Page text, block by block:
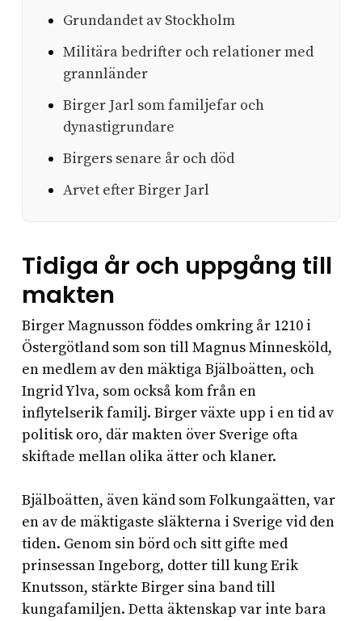
Grundandet av Stockholm
Militära bedrifter och relationer med
grannländer
Birger Jarl som familjefar och
dynastigrundare
Birgers senare år och död
Arvet efter Birger Jarl
Tidiga år och uppgång till
makten
Birger Magnusson föddes omkring år 1210 i
Östergötland som son till Magnus Minnesköld,
en medlem av den mäktiga Bjälboätten, och
Ingrid Ylva, som också kom från en
inflytelserik familj. Birger växte upp i en tid av
politisk oro, där makten över Sverige ofta
skiftade mellan olika ätter och klaner.
Bjälboätten, även känd som Folkungaätten, var
en av de mäktigaste släkterna i Sverige vid den
tiden. Genom sin börd och sitt gifte med
prinsessan Ingeborg, dotter till kung Erik
Knutsson, stärkte Birger sina band till
kungafamiljen. Detta äktenskap var inte bara